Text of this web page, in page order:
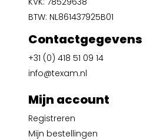
BTW: NL861437925B01
Contactgegevens
+31 (0) 418 51 09 14
info@texam.nl
Mijn account
Registreren
Mijn bestellingen